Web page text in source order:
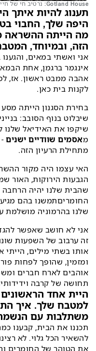
Gotland House: נרטיב חי של חיים שחיים ביופי
תענוג להיות איתך
מה הייתה ההשראה
הזה, ובמיוחד,
אני ואשתי במאים,
אינגמר ברגמן, אחת
לקנות בית כאן.
בחירת הסגנון הייתה
שיבלוט בנוף הסובב:
שיקפו את האידיאל שלנו
מאסמים שוודיים ישנים
מתחילת הרעיון הזה.
האי עצמו היה מקור
הגבעות הירוקות, האור
שהבית שלנו יהיה
החומריםתמשנו בהם
שלנו בהרמוניה מושלמת
אני לא חושב שאפשר
זה ערבוב של השפעות
אותו בשתי מילים, הייתי
ומזמין, שהופך לפחות
אוהבים לארח חברים
תחושה של קרבה
משתלבות עם
תכננו את הבית, קבענו
להשאיר הכל גלוי. לא
את הטוהר של החומרים